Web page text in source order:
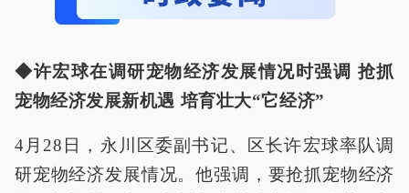
◆许宏球在调研宠物经济发展情况时强调 抢抓
宠物经济发展新机遇 培育壮大“它经济”
4月28日，永川区委副书记、区长许宏球率队调
研宠物经济发展情况。他强调，要抢抓宠物经济